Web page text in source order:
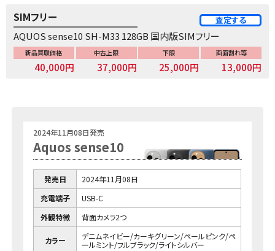
AQUOS sense10 SH-M33 128GB 国内版SIMフリー
SIMフリー 査定する
新品買取価格
40,000円
中古上限
37,000円
下限
25,000円
画面割れ等
13,000円
2024年11月08日発売
Aquos sense10
発売日
2024年11月08日
充電端子
USB-C
外観特徴
背面カメラ2つ
カラー
デニムネイビー/カーキグリーン/ペールピンク/ペ
ールミント/フルブラック/ライトシルバー